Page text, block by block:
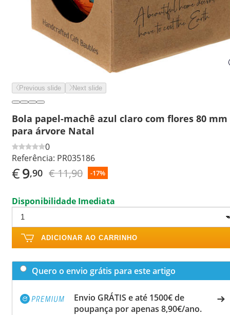
Previous slide Next slide
Bola papel-machê azul claro com flores 80 mm
para árvore Natal
0
Referência: PR035186
€9,90 € 11,90 -17%
Disponibilidade Imediata
ADICIONAR AO CARRINHO
Quero o envio grátis para este artigo
Envio GRÁTIS e até 1500€ de
poupança por apenas 8,90€/ano.